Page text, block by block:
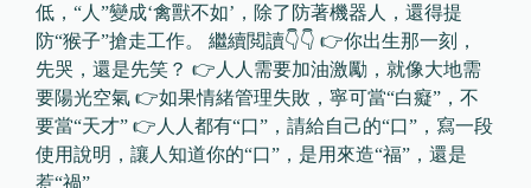
低，“人”變成‘禽獸不如’，除了防著機器人，還得提
防“猴子”搶走工作。 繼續閲讀👇👇 👉你出生那一刻，
先哭，還是先笑？ 👉人人需要加油激勵，就像大地需
要陽光空氣 👉如果情緒管理失敗，寧可當“白癡”，不
要當“天才” 👉人人都有“口”，請給自己的“口”，寫一段
使用說明，讓人知道你的“口”，是用來造“福”，還是
惹“禍”